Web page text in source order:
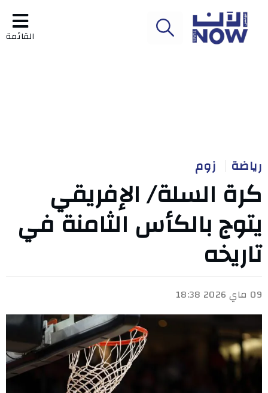
القائمة
رياضة زوم
كرة السلة/ الإفريقي
يتوج بالكأس الثامنة في
تاريخه
09 ماي 2026 18:38